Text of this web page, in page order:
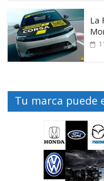
La
Tu marca puede